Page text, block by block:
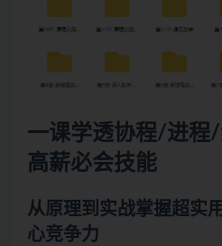
一课学透协程/进程
高薪必会技能
从原理到实战掌握超实
心竞争力